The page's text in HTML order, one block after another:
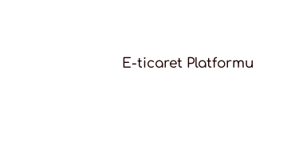
E-ticaret Platformu